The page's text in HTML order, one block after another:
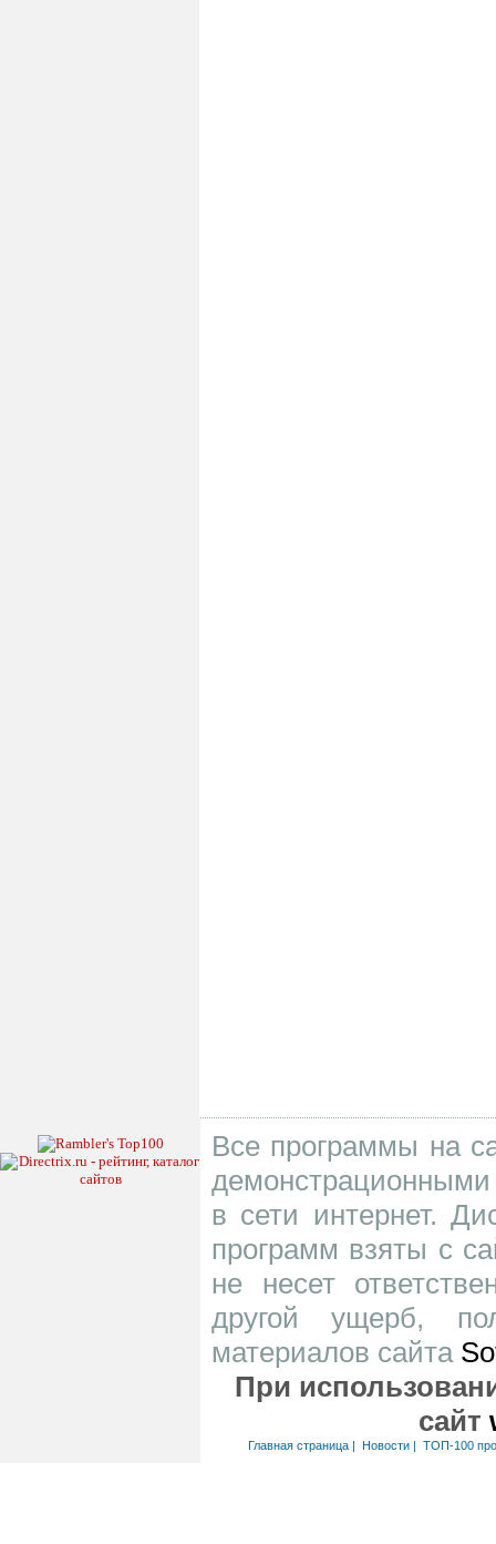
Все программы на
в сети интернет.
программ взяты с
не несет
другой ущерб,
материалов сайта
При
сайт
Главная страница| Новости| ТОП-100